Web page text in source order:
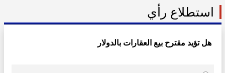
استطلاع رأي
هل تؤيد مقترح بيع العقارات بالدولار